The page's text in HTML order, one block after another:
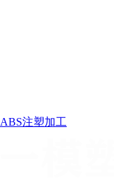
ABS注塑加工